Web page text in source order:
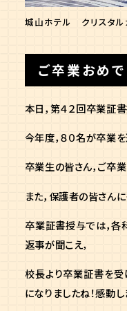
城山ホテル クリスタル
ご卒業おめ
本日，第４２回卒業証
今年度，８０名が卒業を
卒業生の皆さん，ご卒
また，保護者の皆さん
卒業証書授与では，各
返事が聞こえ，
校長より卒業証書を受
になりましたね！感動し